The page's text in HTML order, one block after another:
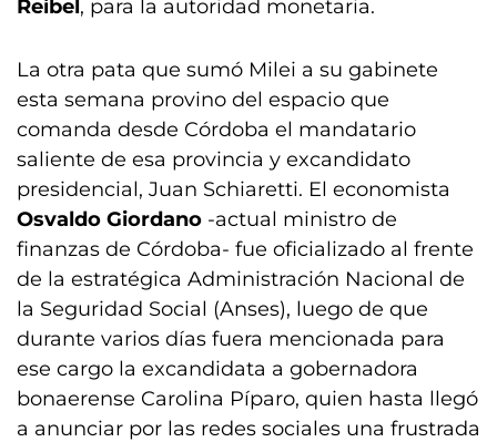
Reibel, para la autoridad monetaria.
La otra pata que sumó Milei a su gabinete
esta semana provino del espacio que
comanda desde Córdoba el mandatario
saliente de esa provincia y excandidato
presidencial, Juan Schiaretti. El economista
Osvaldo Giordano -actual ministro de
finanzas de Córdoba- fue oficializado al frente
de la estratégica Administración Nacional de
la Seguridad Social (Anses), luego de que
durante varios días fuera mencionada para
ese cargo la excandidata a gobernadora
bonaerense Carolina Píparo, quien hasta llegó
a anunciar por las redes sociales una frustrada